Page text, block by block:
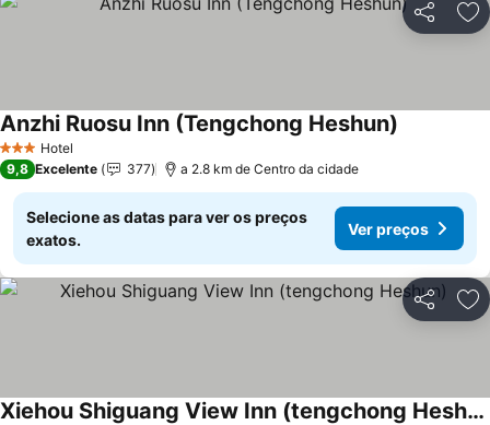
Partilhar
3 EstrelasHotel
Anzhi Ruosu Inn (Tengchong Heshun)
9,8 Excelente 377 a 2.8 km de Centro da cidade
Selecione as datas para ver os preços
exatos.
Ver preços
Partilhar
Xiehou Shiguang View Inn (tengchong Heshun)